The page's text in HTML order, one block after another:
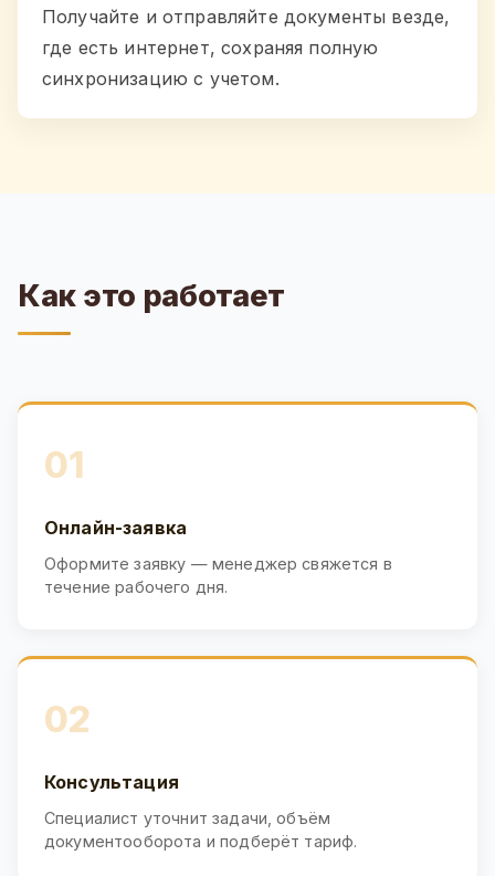
Получайте и отправляйте документы везде,
где есть интернет, сохраняя полную
синхронизацию с учетом.
Как это работает
01
Онлайн-заявка
Оформите заявку — менеджер свяжется в
течение рабочего дня.
02
Консультация
Специалист уточнит задачи, объём
документооборота и подберёт тариф.